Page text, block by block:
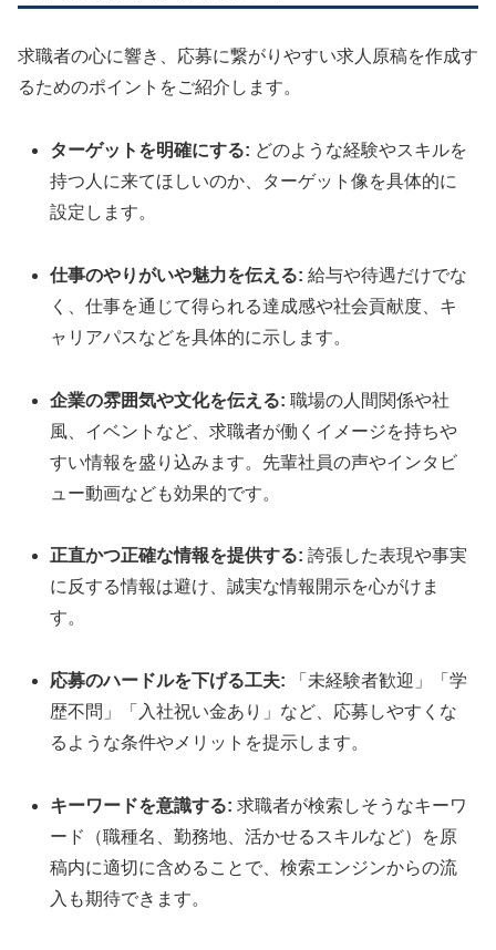
求職者の心に響き、応募に繋がりやすい求人原稿を作成す
るためのポイントをご紹介します。
ターゲットを明確にする: どのような経験やスキルを
持つ人に来てほしいのか、ターゲット像を具体的に
設定します。
仕事のやりがいや魅力を伝える: 給与や待遇だけでな
く、仕事を通じて得られる達成感や社会貢献度、キ
ャリアパスなどを具体的に示します。
企業の雰囲気や文化を伝える: 職場の人間関係や社
風、イベントなど、求職者が働くイメージを持ちや
すい情報を盛り込みます。先輩社員の声やインタビ
ュー動画なども効果的です。
正直かつ正確な情報を提供する: 誇張した表現や事実
に反する情報は避け、誠実な情報開示を心がけま
す。
応募のハードルを下げる工夫: 「未経験者歓迎」「学
歴不問」「入社祝い金あり」など、応募しやすくな
るような条件やメリットを提示します。
キーワードを意識する: 求職者が検索しそうなキーワ
ード（職種名、勤務地、活かせるスキルなど）を原
稿内に適切に含めることで、検索エンジンからの流
入も期待できます。